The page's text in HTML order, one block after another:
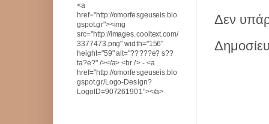
Δεν
<a
href="http://omorfesgeuseis.blo
gspot.gr"><img
src="http://images.cooltext.com/
3377473.png" width="156"
height="59" alt="?????e? s??
ta?e?" /></a> <br /> - <a
href="http://omorfesgeuseis.blo
gspot.gr/Logo-Design?
LogoID=907261901"></a>